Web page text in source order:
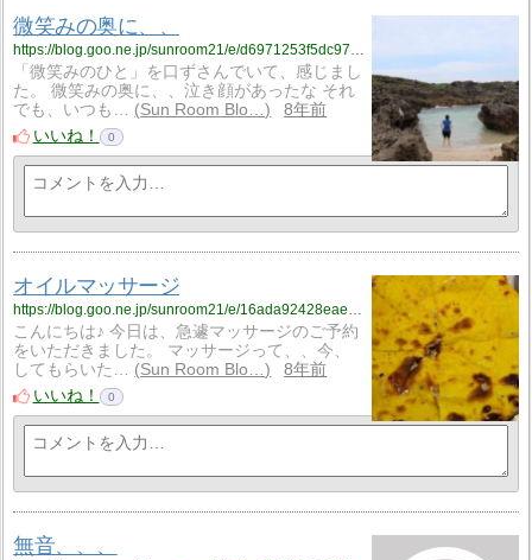
微笑みの奥に、、
https://blog.goo.ne.jp/sunroom21/e/d6971253f5dc97d6e3af5390316847a7?fm=rss
「微笑みのひと」を口ずさんでいて、感じまし
た。 微笑みの奥に、、泣き顔があったな それ
でも、いつも…
Sun Room Blo…
8年前
いいね！
0
オイルマッサージ
https://blog.goo.ne.jp/sunroom21/e/16ada92428eae204613a4497c3a2432a?fm=rss
こんにちは♪ 今日は、急遽マッサージのご予約
をいただきました。 マッサージって、、今、
してもらいた…
Sun Room Blo…
8年前
いいね！
0
無音、、、